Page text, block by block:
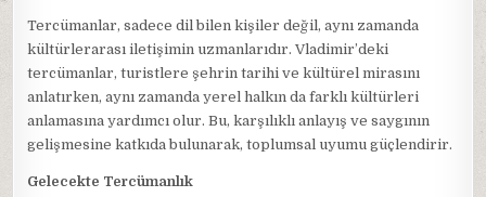
Tercümanlar, sadece dil bilen kişiler değil, aynı zamanda
kültürlerarası iletişimin uzmanlarıdır. Vladimir’deki
tercümanlar, turistlere şehrin tarihi ve kültürel mirasını
anlatırken, aynı zamanda yerel halkın da farklı kültürleri
anlamasına yardımcı olur. Bu, karşılıklı anlayış ve saygının
gelişmesine katkıda bulunarak, toplumsal uyumu güçlendirir.
Gelecekte Tercümanlık